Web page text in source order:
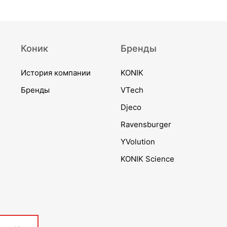
Коник
История компании
Бренды
Бренды
KONIK
VTech
Djeco
Ravensburger
YVolution
KONIK Science